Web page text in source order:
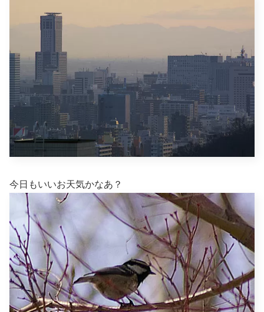
今日もいいお天気かなあ？